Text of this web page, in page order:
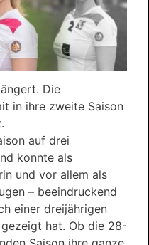
Die
in ihre zweite Saison
auf drei
konnte als
und vor allem als
– beeindruckend
einer dreijährigen
hat. Ob die 28-